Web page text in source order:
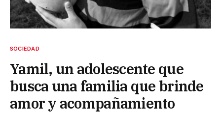
SOCIEDAD
Yamil, un adolescente que
busca una familia que brinde
amor y acompañamiento